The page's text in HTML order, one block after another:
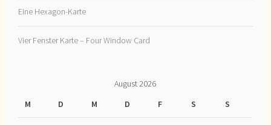
Eine Hexagon-Karte
Vier Fenster Karte – Four Window Card
August 2026
M
D M D F S S